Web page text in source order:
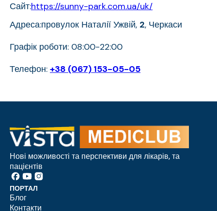
Сайт:https://sunny-park.com.ua/uk/
Адреса:провулок Наталії Ужвій, 2, Черкаси
Графік роботи: 08:00-22:00
Телефон: +38 (067) 153-05-05
Нові можливості та перспективи для лікарів, та
пацієнтів
ПОРТАЛ
Блог
Контакти